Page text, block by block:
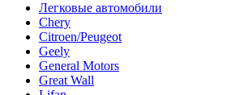
Легковые автомобили
Chery
Citroen/Peugeot
Geely
General Motors
Great Wall